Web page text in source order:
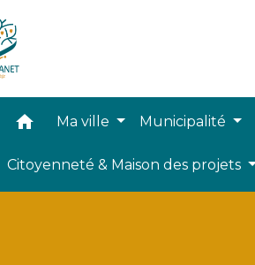
home Ma ville Municipalité
Citoyenneté & Maison des projets